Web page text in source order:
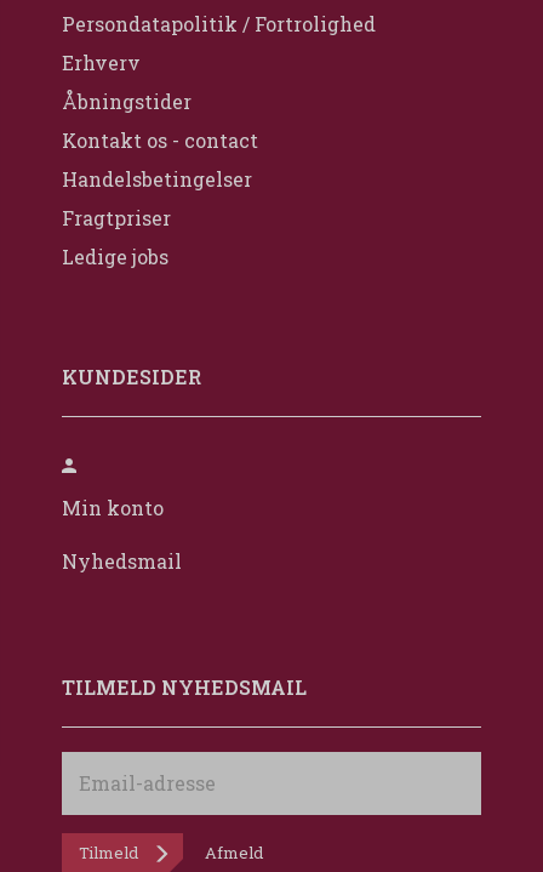
Persondatapolitik / Fortrolighed
Erhverv
Åbningstider
Kontakt os - contact
Handelsbetingelser
Fragtpriser
Ledige jobs
KUNDESIDER
Min konto
Nyhedsmail
TILMELD NYHEDSMAIL
adresse
Tilmeld Afmeld